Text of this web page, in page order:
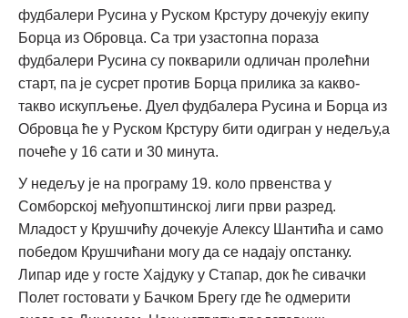
фудбалери Русина у Руском Крстуру дочекују екипу
Борца из Обровца. Са три узастопна пораза
фудбалери Русина су покварили одличан пролећни
старт, па је сусрет против Борца прилика за какво-
такво искупљење. Дуел фудбалера Русина и Борца из
Обровца ће у Руском Крстуру бити одигран у недељу,а
почеће у 16 сати и 30 минута.
У недељу је на програму 19. коло првенства у
Сомборској међуопштинској лиги први разред.
Младост у Крушчићу дочекује Алексу Шантића и само
победом Крушчићани могу да се надају опстанку.
Липар иде у госте Хајдуку у Стапар, док ће сивачки
Полет гостовати у Бачком Брегу где ће одмерити